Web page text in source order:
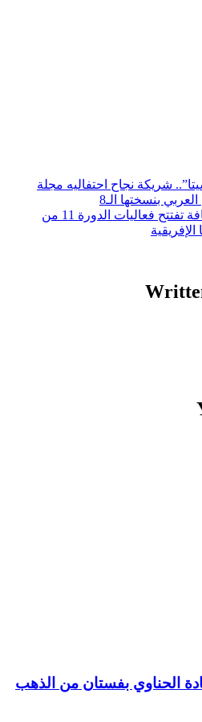
شريكة نجاح احتفاليه مجلة
بنسختها الـ8
وزيرة الثقافة تفتتح فعاليات الدورة 11 من
الحناوي بفستان من الذهب